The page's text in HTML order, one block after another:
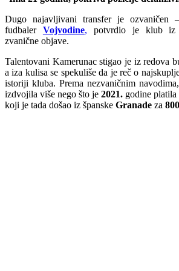
Dugo najavljivani transfer je ozvaničen
fudbaler Vojvodine, potvrdio je klub
zvanične objave.
Talentovani Kamerunac stigao je iz redova
a iza kulisa se spekuliše da je reč o
istoriji kluba. Prema nezvaničnim navodima,
izdvojila više nego što je 2021. godine platila
koji je tada došao iz španske Granade za